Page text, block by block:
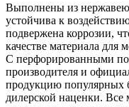
Выполнены из
устойчива к
подвержена коррозии,
качестве материала для
С перфорированными
производителя и
продукцию популярных
дилерской наценки. Все